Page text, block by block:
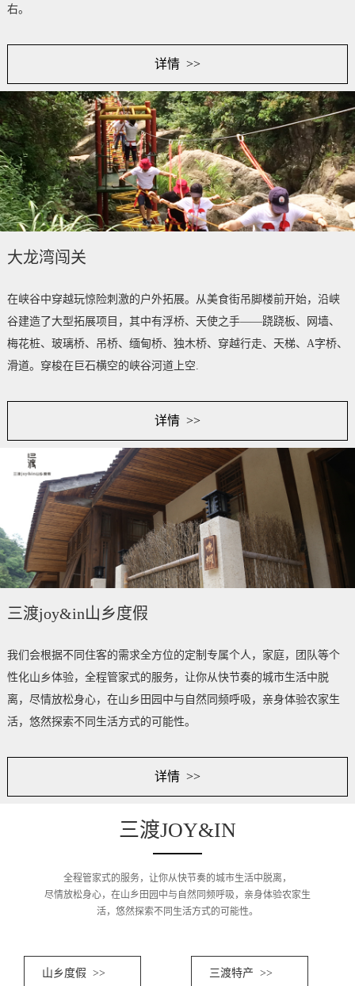
右。
详情 >>
大龙湾闯关
在峡谷中穿越玩惊险刺激的户外拓展。从美食街吊脚楼前开始，沿峡
谷建造了大型拓展项目，其中有浮桥、天使之手——跷跷板、网墙、
梅花桩、玻璃桥、吊桥、缅甸桥、独木桥、穿越行走、天梯、A字桥、
滑道。穿梭在巨石横空的峡谷河道上空.
详情 >>
三渡joy&in山乡度假
我们会根据不同住客的需求全方位的定制专属个人，家庭，团队等个
性化山乡体验，全程管家式的服务，让你从快节奏的城市生活中脱
离，尽情放松身心，在山乡田园中与自然同频呼吸，亲身体验农家生
活，悠然探索不同生活方式的可能性。
详情 >>
三渡JOY&IN
全程管家式的服务，让你从快节奏的城市生活中脱离，
尽情放松身心，在山乡田园中与自然同频呼吸，亲身体验农家生
活，悠然探索不同生活方式的可能性。
山乡度假 >> 三渡特产 >>